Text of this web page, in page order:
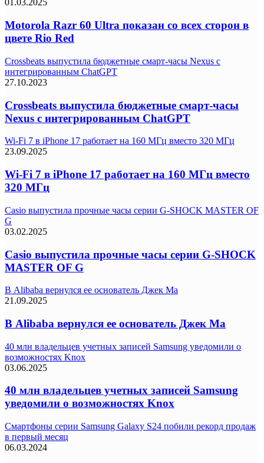
01.03.2025
Motorola Razr 60 Ultra показан со всех сторон в
цвете Rio Red
Crossbeats выпустила бюджетные смарт-часы Nexus с
интегрированным ChatGPT
27.10.2023
Crossbeats выпустила бюджетные смарт-часы
Nexus с интегрированным ChatGPT
Wi-Fi 7 в iPhone 17 работает на 160 МГц вместо 320 МГц
23.09.2025
Wi-Fi 7 в iPhone 17 работает на 160 МГц вместо
320 МГц
Casio выпустила прочные часы серии G-SHOCK MASTER OF
G
03.02.2025
Casio выпустила прочные часы серии G-SHOCK
MASTER OF G
В Alibaba вернулся ее основатель Джек Ма
21.09.2025
В Alibaba вернулся ее основатель Джек Ма
40 млн владельцев учетных записей Samsung уведомили о
возможностях Knox
03.06.2025
40 млн владельцев учетных записей Samsung
уведомили о возможностях Knox
Смартфоны серии Samsung Galaxy S24 побили рекорд продаж
в первый месяц
06.03.2024